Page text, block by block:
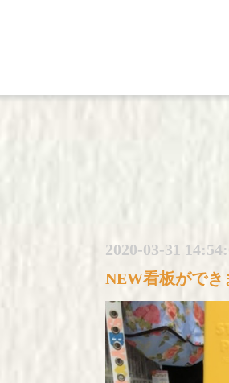
2020-03-31
NEW看板ができ